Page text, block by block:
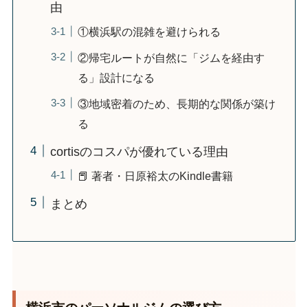
由
①横浜駅の混雑を避けられる
②帰宅ルートが自然に「ジムを経由す
る」設計になる
③地域密着のため、長期的な関係が築け
る
cortisのコスパが優れている理由
📕 著者・日原裕太のKindle書籍
まとめ